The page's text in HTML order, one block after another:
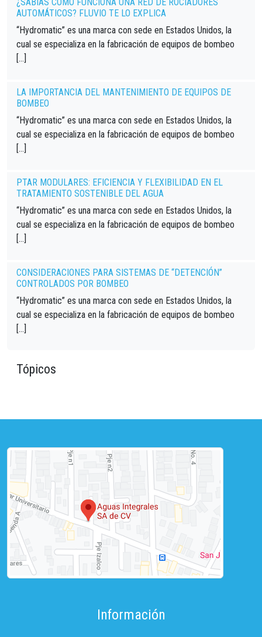
¿SABÍAS CÓMO FUNCIONA UNA RED DE ROCIADORES
AUTOMÁTICOS? FLUVIO TE LO EXPLICA
“Hydromatic” es una marca con sede en Estados Unidos, la
cual se especializa en la fabricación de equipos de bombeo
[…]
LA IMPORTANCIA DEL MANTENIMIENTO DE EQUIPOS DE
BOMBEO
“Hydromatic” es una marca con sede en Estados Unidos, la
cual se especializa en la fabricación de equipos de bombeo
[…]
PTAR MODULARES: EFICIENCIA Y FLEXIBILIDAD EN EL
TRATAMIENTO SOSTENIBLE DEL AGUA
“Hydromatic” es una marca con sede en Estados Unidos, la
cual se especializa en la fabricación de equipos de bombeo
[…]
CONSIDERACIONES PARA SISTEMAS DE “DETENCIÓN”
CONTROLADOS POR BOMBEO
“Hydromatic” es una marca con sede en Estados Unidos, la
cual se especializa en la fabricación de equipos de bombeo
[…]
Tópicos
Información